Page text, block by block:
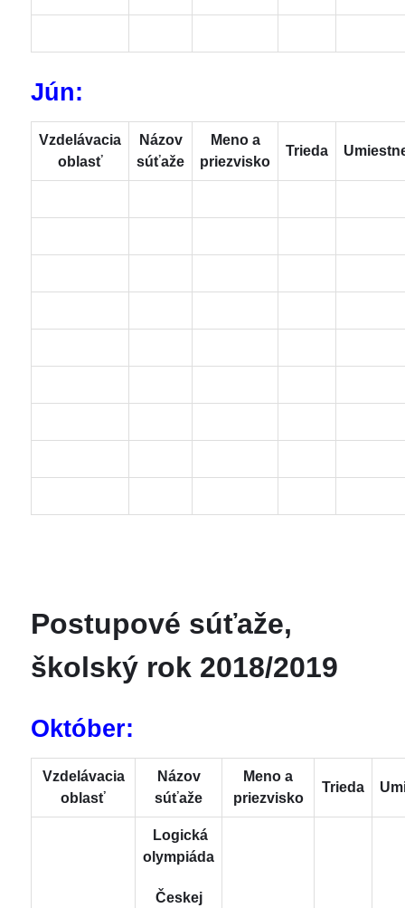
Jún:
Vzdelávacia
oblasť
Názov
súťaže
Meno a
priezvisko
Trieda
Postupové súťaže,
školský rok 2018/2019
Október:
Vzdelávacia
oblasť
Názov
súťaže
Meno a
priezvisko
Trieda
Logická
olympiáda
Českej